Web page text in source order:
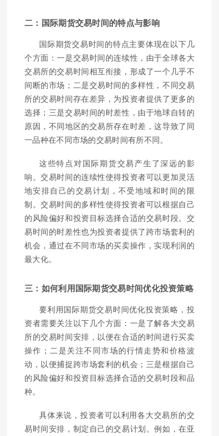
二：国际期货交易时间的特点与影响
国际期货交易时间的特点主要体现在以下几
个方面：一是交易时间的连续性，由于全球各大
交易所的交易时间相互衔接，形成了一个几乎不
间断的市场；二是交易时间的多样性，不同交易
所的交易时间存在差异，为投资者提供了更多的
选择；三是交易时间的时差性，由于地球自转的
原因，不同地区的交易所存在时差，这导致了同
一品种在不同市场的交易时间有所不同。
这些特点对国际期货交易产生了深远的影
响。交易时间的连续性使得投资者可以更加灵活
地安排自己的交易计划，不受地域和时间的限
制。交易时间的多样性使得投资者可以根据自己
的风险偏好和投资目标选择合适的交易时段。交
易时间的时差性也为投资者提供了跨市场套利的
机会，通过在不同市场的买卖操作，实现利润的
最大化。
三：如何利用国际期货交易时间优化投资策略
要利用国际期货交易时间优化投资策略，投
资者需要关注以下几个方面：一是了解各大交易
所的交易时间安排，以便在合适的时间进行买卖
操作；二是关注不同市场的行情走势和价格波
动，以便捕捉跨市场套利的机会；三是根据自己
的风险偏好和投资目标选择合适的交易时段和品
种。
具体来说，投资者可以利用各大交易所的交
易时间安排，制定自己的交易计划。例如，在亚